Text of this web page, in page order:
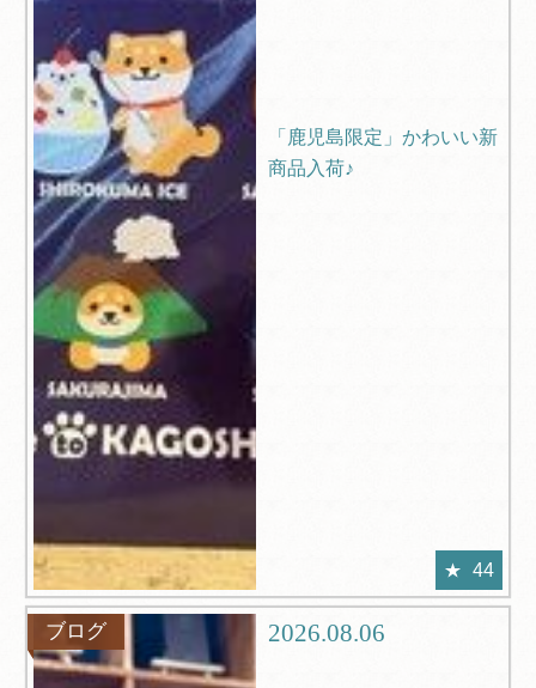
「鹿児島限定」かわいい新
商品入荷♪
44
ブログ 2026.08.06